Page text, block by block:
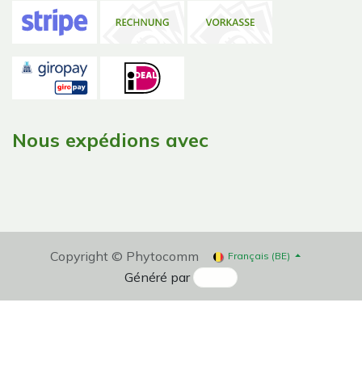
Nous expédions avec
Copyright © Phytocomm Français (BE)
Généré par